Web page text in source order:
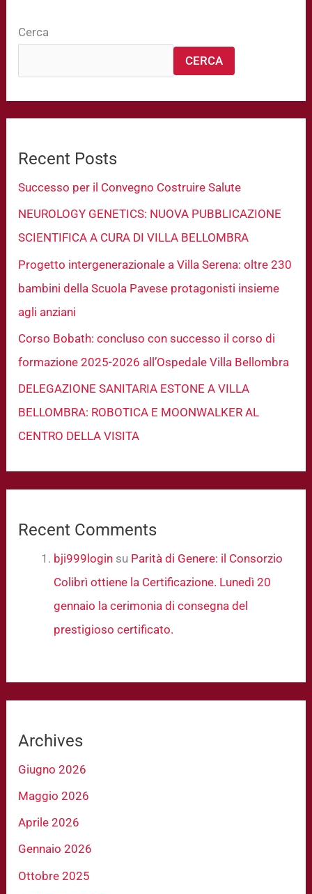
Cerca
CERCA
Recent Posts
Successo per il Convegno Costruire Salute
NEUROLOGY GENETICS: NUOVA PUBBLICAZIONE
SCIENTIFICA A CURA DI VILLA BELLOMBRA
Progetto intergenerazionale a Villa Serena: oltre 230
bambini della Scuola Pavese protagonisti insieme
agli anziani
Corso Bobath: concluso con successo il corso di
formazione 2025-2026 all’Ospedale Villa Bellombra
DELEGAZIONE SANITARIA ESTONE A VILLA
BELLOMBRA: ROBOTICA E MOONWALKER AL
CENTRO DELLA VISITA
Recent Comments
bji999login su Parità di Genere: il Consorzio
Colibrì ottiene la Certificazione. Lunedì 20
gennaio la cerimonia di consegna del
prestigioso certificato.
Archives
Giugno 2026
Maggio 2026
Aprile 2026
Gennaio 2026
Ottobre 2025